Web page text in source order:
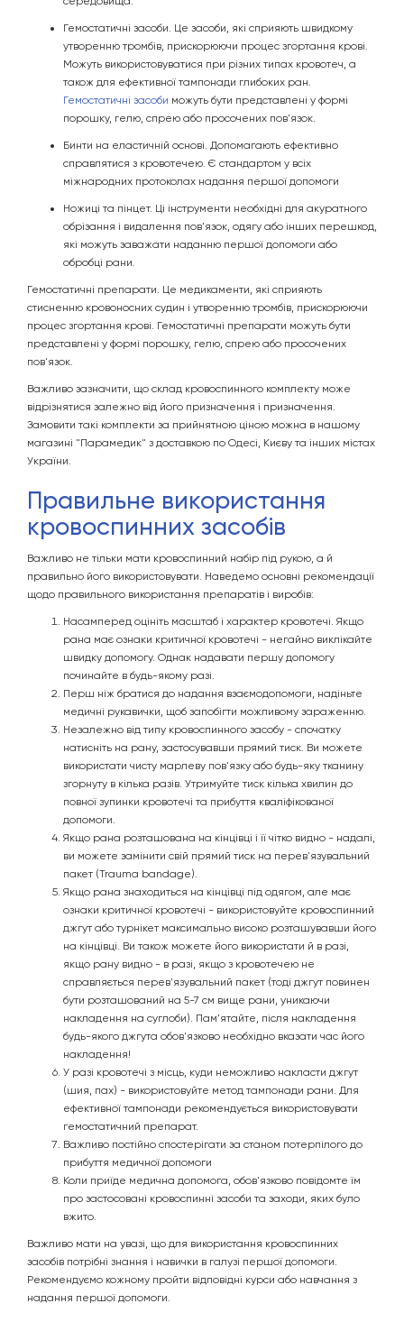
Гемостатичні засоби. Це засоби, які сприяють швидкому
утворенню тромбів, прискорюючи процес згортання крові.
Можуть використовуватися при різних типах кровотеч, а
також для ефективної тампонади глибоких ран.
Гемостатичні засоби можуть бути представлені у формі
порошку, гелю, спрею або просочених пов'язок.
Бинти на еластичній основі. Допомагають ефективно
справлятися з кровотечею. Є стандартом у всіх
міжнародних протоколах надання першої допомоги
Ножиці та пінцет. Ці інструменти необхідні для акуратного
обрізання і видалення пов'язок, одягу або інших перешкод,
які можуть заважати наданню першої допомоги або
обробці рани.
Гемостатичні препарати. Це медикаменти, які сприяють
стисненню кровоносних судин і утворенню тромбів, прискорюючи
процес згортання крові. Гемостатичні препарати можуть бути
представлені у формі порошку, гелю, спрею або просочених
пов'язок.
Важливо зазначити, що склад кровоспинного комплекту може
відрізнятися залежно від його призначення і призначення.
Замовити такі комплекти за прийнятною ціною можна в нашому
магазині "Парамедик" з доставкою по Одесі, Києву та інших містах
України.
Правильне використання
кровоспинних засобів
Важливо не тільки мати кровоспинний набір під рукою, а й
правильно його використовувати. Наведемо основні рекомендації
щодо правильного використання препаратів і виробів:
Насамперед оцініть масштаб і характер кровотечі. Якщо
рана має ознаки критичної кровотечі - негайно виклікайте
швидку допомогу. Однак надавати першу допомогу
починайте в будь-якому разі.
Перш ніж братися до надання взаємодопомоги, надіньте
медичні рукавички, щоб запобігти можливому зараженню.
Незалежно від типу кровоспинного засобу - спочатку
натисніть на рану, застосувавши прямий тиск. Ви можете
використати чисту марлеву пов'язку або будь-яку тканину
згорнуту в кілька разів. Утримуйте тиск кілька хвилин до
повної зупинки кровотечі та прибуття кваліфікованої
допомоги.
Якщо рана розташована на кінцівці і її чітко видно - надалі,
ви можете замінити свій прямий тиск на перев'язувальний
пакет (Trauma bandage).
Якщо рана знаходиться на кінцівці під одягом, але має
ознаки критичної кровотечі - використовуйте кровоспинний
джгут або турнікет максимально високо розташувавши його
на кінцівці. Ви також можете його використати й в разі,
якщо рану видно - в разі, якщо з кровотечею не
справляється перев'язувальний пакет (тоді джгут повинен
бути розташований на 5-7 см вище рани, уникаючи
накладення на суглоби). Пам'ятайте, після накладення
будь-якого джгута обов'язково необхідно вказати час його
накладення!
У разі кровотечі з місць, куди неможливо накласти джгут
(шия, пах) - використовуйте метод тампонади рани. Для
ефективної тампонади рекомендується використовувати
гемостатичний препарат.
Важливо постійно спостерігати за станом потерпілого до
прибуття медичної допомоги
Коли приїде медична допомога, обов'язково повідомте їм
про застосовані кровоспинні засоби та заходи, яких було
вжито.
Важливо мати на увазі, що для використання кровоспинних
засобів потрібні знання і навички в галузі першої допомоги.
Рекомендуємо кожному пройти відповідні курси або навчання з
надання першої допомоги.